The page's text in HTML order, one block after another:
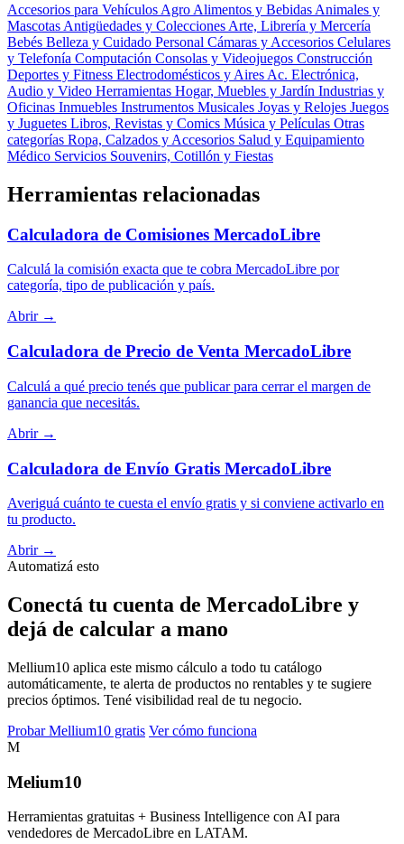
Accesorios para Vehículos Agro Alimentos y Bebidas Animales y
Mascotas Antigüedades y Colecciones Arte, Librería y Mercería
Bebés Belleza y Cuidado Personal Cámaras y Accesorios Celulares
y Telefonía Computación Consolas y Videojuegos Construcción
Deportes y Fitness Electrodomésticos y Aires Ac. Electrónica,
Audio y Video Herramientas Hogar, Muebles y Jardín Industrias y
Oficinas Inmuebles Instrumentos Musicales Joyas y Relojes Juegos
y Juguetes Libros, Revistas y Comics Música y Películas Otras
categorías Ropa, Calzados y Accesorios Salud y Equipamiento
Médico Servicios Souvenirs, Cotillón y Fiestas
Herramientas relacionadas
Calculadora de Comisiones MercadoLibre
Calculá la comisión exacta que te cobra MercadoLibre por
categoría, tipo de publicación y país.
Abrir →
Calculadora de Precio de Venta MercadoLibre
Calculá a qué precio tenés que publicar para cerrar el margen de
ganancia que necesitás.
Abrir →
Calculadora de Envío Gratis MercadoLibre
Averiguá cuánto te cuesta el envío gratis y si conviene activarlo en
tu producto.
Abrir →
Automatizá esto
Conectá tu cuenta de MercadoLibre y
dejá de calcular a mano
Mellium10 aplica este mismo cálculo a todo tu catálogo
automáticamente, te alerta de productos no rentables y te sugiere
precios óptimos. Tené visibilidad real de tu negocio.
Probar Mellium10 gratis Ver cómo funciona
M
Melium10
Herramientas gratuitas + Business Intelligence con AI para
vendedores de MercadoLibre en LATAM.